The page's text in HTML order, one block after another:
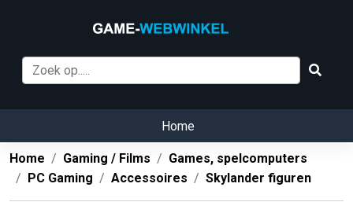
Home
Home Gaming / Films
Games, spelcomputers
PC Gaming
Accessoires Skylander figuren